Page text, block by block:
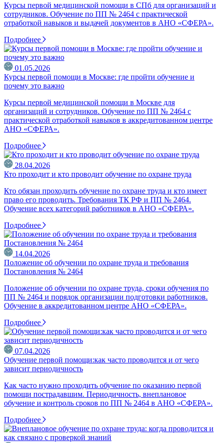
Курсы первой медицинской помощи в СПб для организаций и
сотрудников. Обучение по ПП № 2464 с практической
отработкой навыков и выдачей документов в АНО «СФЕРА».
Подробнее
01.05.2026
Курсы первой помощи в Москве: где пройти обучение и
почему это важно
Курсы первой медицинской помощи в Москве для
организаций и сотрудников. Обучение по ПП № 2464 с
практической отработкой навыков в аккредитованном центре
АНО «СФЕРА».
Подробнее
28.04.2026
Кто проходит и кто проводит обучение по охране труда
Кто обязан проходить обучение по охране труда и кто имеет
право его проводить. Требования ТК РФ и ПП № 2464.
Обучение всех категорий работников в АНО «СФЕРА».
Подробнее
14.04.2026
Положение об обучении по охране труда и требования
Постановления № 2464
Положение об обучении по охране труда, сроки обучения по
ПП № 2464 и порядок организации подготовки работников.
Обучение в аккредитованном центре АНО «СФЕРА».
Подробнее
07.04.2026
Обучение первой помощи:как часто проводится и от чего
зависит периодичность
Как часто нужно проходить обучение по оказанию первой
помощи пострадавшим. Периодичность, внеплановое
обучение и контроль сроков по ПП № 2464 в АНО «СФЕРА».
Подробнее